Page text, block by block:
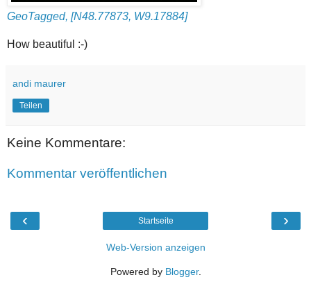
GeoTagged, [N48.77873, W9.17884]
How beautiful :-)
andi maurer
Teilen
Keine Kommentare:
Kommentar veröffentlichen
‹ ›
Startseite
Web-Version anzeigen
Powered by Blogger.